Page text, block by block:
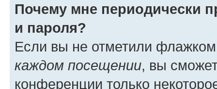
Почему мне периодически
и пароля?
Если вы не отметили
каждом посещении, вы
конференции только